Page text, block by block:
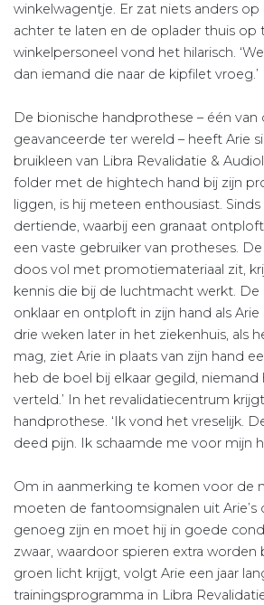
winkelwagentje. Er zat niets anders op
achter te laten en de oplader thuis op
winkelpersoneel vond het hilarisch.
dan iemand die naar de kipfilet vroeg.’
De bionische handprothese – één van
geavanceerde ter wereld – heeft Arie
bruikleen van Libra Revalidatie &
folder met de hightech hand bij zijn
liggen, is hij meteen enthousiast.
dertiende, waarbij een granaat
een vaste gebruiker van protheses.
doos vol met promotiemateriaal zit,
kennis die bij de luchtmacht werkt. De
onklaar en ontploft in zijn hand als
drie weken later in het ziekenhuis, als
mag, ziet Arie in plaats van zijn hand
heb de boel bij elkaar gegild,
verteld.’ In het revalidatiecentrum
handprothese. ‘Ik vond het vreselijk.
deed pijn. Ik schaamde me voor mijn
Om in aanmerking te komen voor de
moeten de fantoomsignalen uit Arie’s
genoeg zijn en moet hij in goede
zwaar, waardoor spieren extra worden
groen licht krijgt, volgt Arie een jaar
trainingsprogramma in Libra